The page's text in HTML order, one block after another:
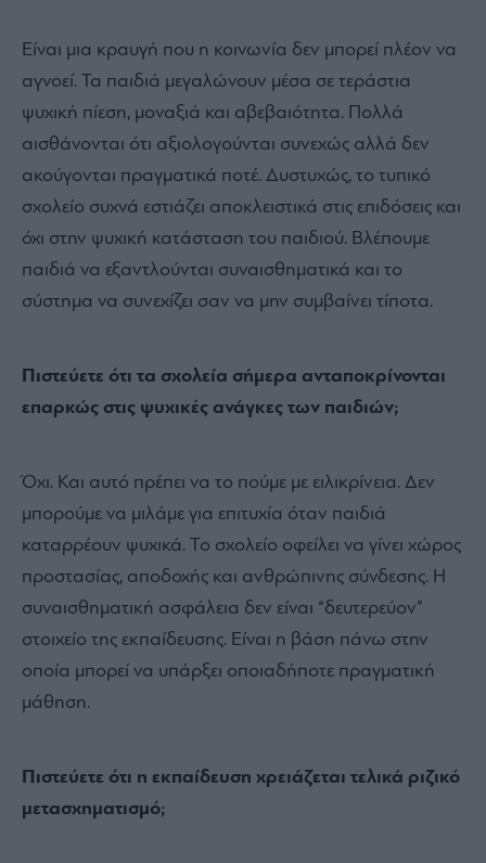
Είναι μια κραυγή που η κοινωνία δεν μπορεί πλέον να
αγνοεί. Τα παιδιά μεγαλώνουν μέσα σε τεράστια
ψυχική πίεση, μοναξιά και αβεβαιότητα. Πολλά
αισθάνονται ότι αξιολογούνται συνεχώς αλλά δεν
ακούγονται πραγματικά ποτέ. Δυστυχώς, το τυπικό
σχολείο συχνά εστιάζει αποκλειστικά στις επιδόσεις και
όχι στην ψυχική κατάσταση του παιδιού. Βλέπουμε
παιδιά να εξαντλούνται συναισθηματικά και το
σύστημα να συνεχίζει σαν να μην συμβαίνει τίποτα.
Πιστεύετε ότι τα σχολεία σήμερα ανταποκρίνονται
επαρκώς στις ψυχικές ανάγκες των παιδιών;
Όχι. Και αυτό πρέπει να το πούμε με ειλικρίνεια. Δεν
μπορούμε να μιλάμε για επιτυχία όταν παιδιά
καταρρέουν ψυχικά. Το σχολείο οφείλει να γίνει χώρος
προστασίας, αποδοχής και ανθρώπινης σύνδεσης. Η
συναισθηματική ασφάλεια δεν είναι “δευτερεύον”
στοιχείο της εκπαίδευσης. Είναι η βάση πάνω στην
οποία μπορεί να υπάρξει οποιαδήποτε πραγματική
μάθηση.
Πιστεύετε ότι η εκπαίδευση χρειάζεται τελικά ριζικό
μετασχηματισμό;